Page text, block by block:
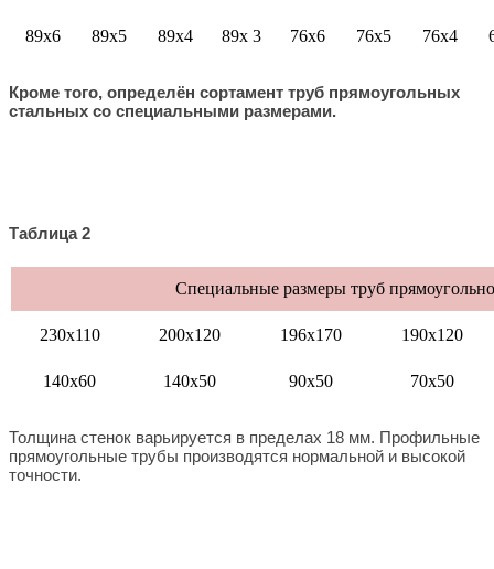
89х6 89х5 89х4 89х 3 76х6 76х5 76х4
Кроме того, определён сортамент труб прямоугольных
стальных со специальными размерами.
Таблица 2
Специальные размеры труб
230х110 200х120 196х170 190х120
140х60 140х50 90х50 70х50
Толщина стенок варьируется в пределах 18 мм. Профильные
прямоугольные трубы производятся нормальной и высокой
точности.